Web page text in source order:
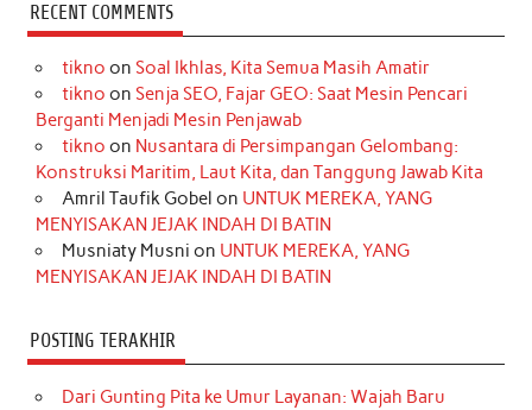
e
b
o
k
t
a
r
a
m
T
o
k
t
e
e
s
t
k
e
d
I
n
t
t
r
T
u
e
RECENT COMMENTS
tikno on Soal Ikhlas, Kita Semua Masih Amatir
tikno on Senja SEO, Fajar GEO: Saat Mesin Pencari
Berganti Menjadi Mesin Penjawab
tikno on Nusantara di Persimpangan Gelombang:
Konstruksi Maritim, Laut Kita, dan Tanggung Jawab Kita
Amril Taufik Gobel on UNTUK MEREKA, YANG
MENYISAKAN JEJAK INDAH DI BATIN
Musniaty Musni on UNTUK MEREKA, YANG
MENYISAKAN JEJAK INDAH DI BATIN
POSTING TERAKHIR
Dari Gunting Pita ke Umur Layanan: Wajah Baru